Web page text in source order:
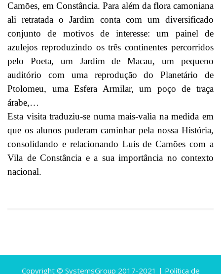
Camões, em Constância. Para além da flora camoniana
ali retratada o Jardim conta com um diversificado
conjunto de motivos de interesse: um painel de
azulejos reproduzindo os três continentes percorridos
pelo Poeta, um Jardim de Macau, um pequeno
auditório com uma reprodução do Planetário de
Ptolomeu, uma Esfera Armilar, um poço de traça
árabe,…
Esta visita traduziu-se numa mais-valia na medida em
que os alunos puderam caminhar pela nossa História,
consolidando e relacionando Luís de Camões com a
Vila de Constância e a sua importância no contexto
nacional.
Copyright © SystemsGroup 2017-2021 | Política de